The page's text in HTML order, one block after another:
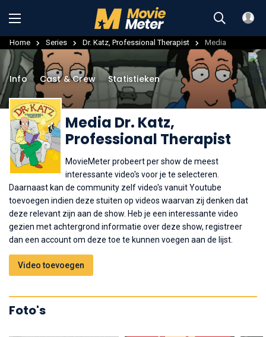
Home Series Dr. Katz, Professional Therapist Media
Info Cast & Crew Statistieken
Media Dr. Katz,
Professional Therapist
MovieMeter probeert per show de meest
interessante video's voor je te selecteren.
Daarnaast kan de community zelf video's vanuit Youtube
toevoegen indien deze stuiten op videos waarvan zij denken dat
deze relevant zijn aan de show. Heb je een interessante video
gezien met achtergrond informatie over deze show, registreer
dan een account om deze toe te kunnen voegen aan de lijst.
Video toevoegen
Foto's